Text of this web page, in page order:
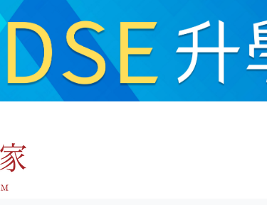
財經 生活 健康